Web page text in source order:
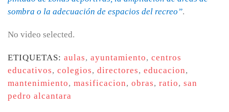
sombra o la adecuación de espacios del recreo”.
No video selected.
ETIQUETAS: aulas, ayuntamiento, centros
educativos, colegios, directores, educacion,
mantenimiento, masificacion, obras, ratio, san
pedro alcantara